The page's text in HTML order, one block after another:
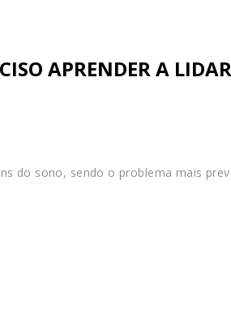
APRENDER A
do sono, sendo o problema mais